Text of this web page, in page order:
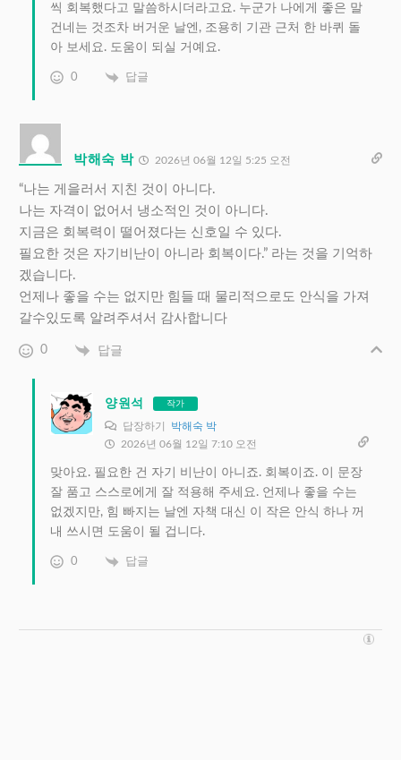
씩 회복했다고 말씀하시더라고요. 누군가 나에게 좋은 말
건네는 것조차 버거운 날엔, 조용히 기관 근처 한 바퀴 돌
아 보세요. 도움이 되실 거예요.
0 답글
박해숙 박 2026년 06월 12일 5:25 오전
“나는 게을러서 지친 것이 아니다.
나는 자격이 없어서 냉소적인 것이 아니다.
지금은 회복력이 떨어졌다는 신호일 수 있다.
필요한 것은 자기비난이 아니라 회복이다.” 라는 것을 기억하
겠습니다.
언제나 좋을 수는 없지만 힘들 때 물리적으로도 안식을 가져
갈수있도록 알려주셔서 감사합니다
0 답글
양원석 작가
답장하기 박해숙 박
2026년 06월 12일 7:10 오전
맞아요. 필요한 건 자기 비난이 아니죠. 회복이죠. 이 문장
잘 품고 스스로에게 잘 적용해 주세요. 언제나 좋을 수는
없겠지만, 힘 빠지는 날엔 자책 대신 이 작은 안식 하나 꺼
내 쓰시면 도움이 될 겁니다.
0 답글